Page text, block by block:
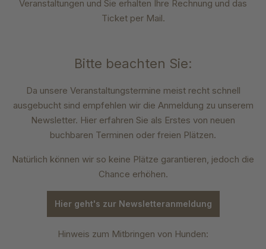
Veranstaltungen und Sie erhalten Ihre Rechnung und das
Ticket per Mail.
Bitte beachten Sie:
Da unsere Veranstaltungstermine meist recht schnell
ausgebucht sind empfehlen wir die Anmeldung zu unserem
Newsletter. Hier erfahren Sie als Erstes von neuen
buchbaren Terminen oder freien Plätzen.
Natürlich können wir so keine Plätze garantieren, jedoch die
Chance erhöhen.
Hier geht's zur Newsletteranmeldung
Hinweis zum Mitbringen von Hunden: